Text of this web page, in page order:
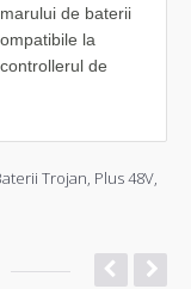
de baterii
la
de
Trojan Plus 48V